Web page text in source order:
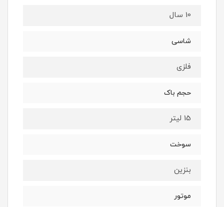
10 سال
شاسی
فلزی
حجم باک
15 لیتر
سوخت
بنزین
موتور